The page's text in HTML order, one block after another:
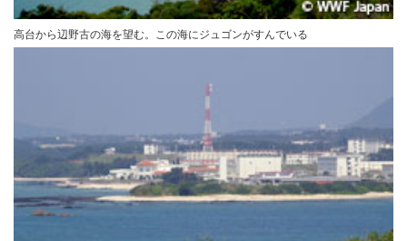
高台から辺野古の海を望む。この海にジュゴンがすんでいる